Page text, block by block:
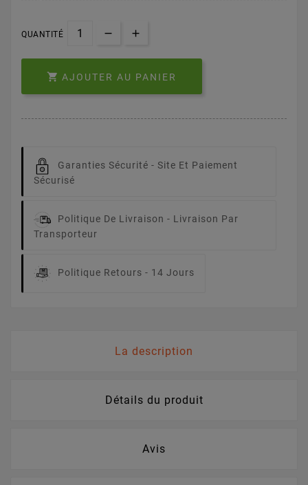
QUANTITÉ
 AJOUTER AU PANIER
Garanties Sécurité - Site Et Paiement
Sécurisé
Politique De Livraison - Livraison Par
Transporteur
Politique Retours - 14 Jours
La description
Détails du produit
Avis